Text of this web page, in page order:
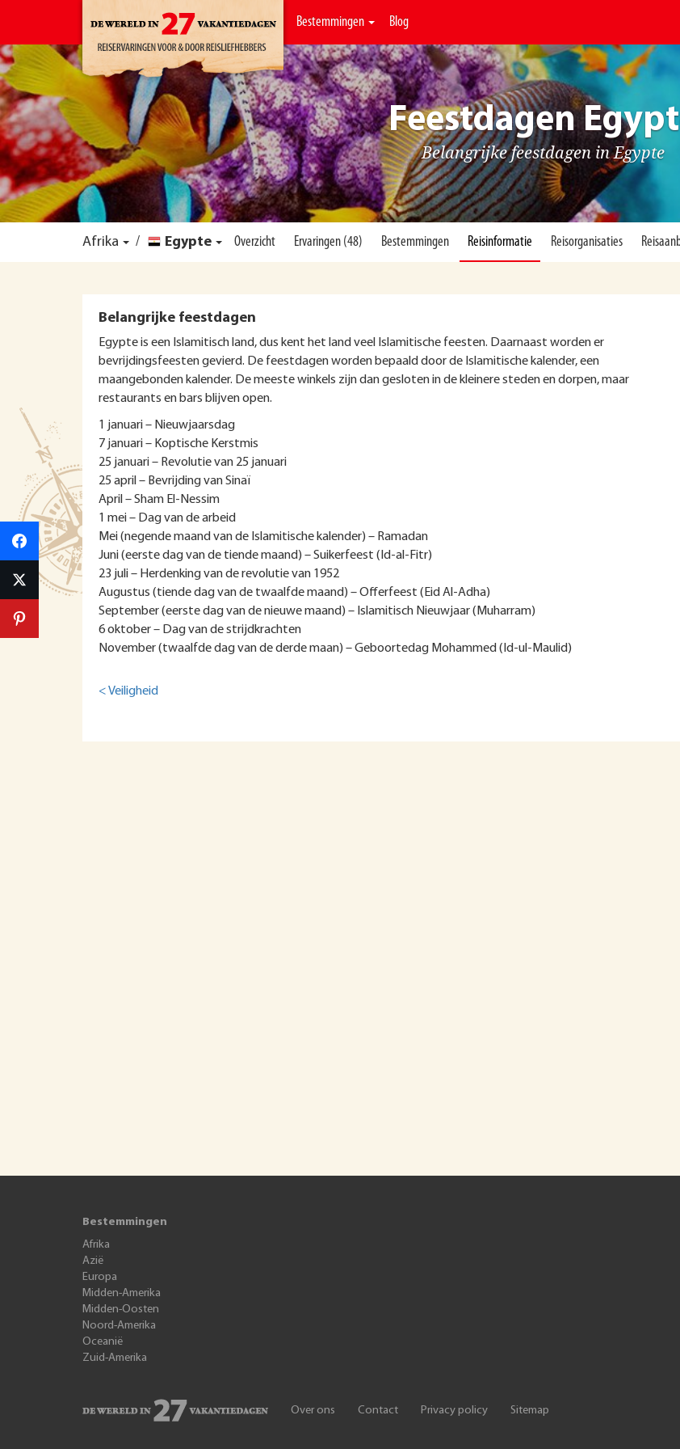
Bestemmingen Blog
Feestdagen
Belangrijke feestdagen in Egypte
Afrika / Egypte Overzicht Ervaringen (48) Bestemmingen Reisinformatie Reisorganisaties
Belangrijke feestdagen
Egypte is een Islamitisch land, dus kent het land veel Islamitische feesten. Daarnaast worden er
bevrijdingsfeesten gevierd. De feestdagen worden bepaald door de Islamitische kalender, een
maangebonden kalender. De meeste winkels zijn dan gesloten in de kleinere steden en dorpen, maar
restaurants en bars blijven open.
1 januari – Nieuwjaarsdag
7 januari – Koptische Kerstmis
25 januari – Revolutie van 25 januari
25 april – Bevrijding van Sinaï
April – Sham El-Nessim
1 mei – Dag van de arbeid
Mei (negende maand van de Islamitische kalender) – Ramadan
Juni (eerste dag van de tiende maand) – Suikerfeest (Id-al-Fitr)
23 juli – Herdenking van de revolutie van 1952
Augustus (tiende dag van de twaalfde maand) – Offerfeest (Eid Al-Adha)
September (eerste dag van de nieuwe maand) – Islamitisch Nieuwjaar (Muharram)
6 oktober – Dag van de strijdkrachten
November (twaalfde dag van de derde maan) – Geboortedag Mohammed (Id-ul-Maulid)
< Veiligheid
Bestemmingen
Afrika
Azië
Europa
Midden-Amerika
Midden-Oosten
Noord-Amerika
Oceanië
Zuid-Amerika
Over ons Contact Privacy policy Sitemap